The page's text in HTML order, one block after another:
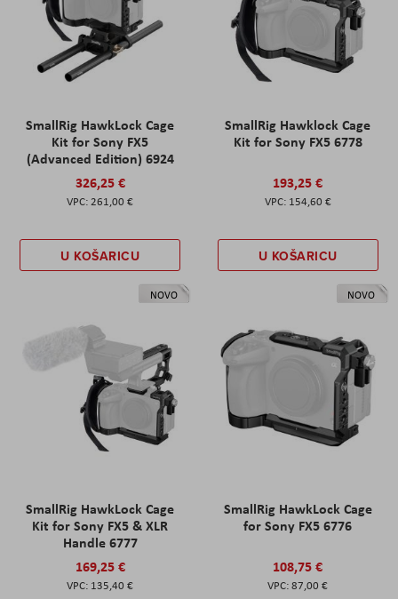
SmallRig HawkLock Cage
Kit for Sony FX5
(Advanced Edition) 6924
326,25 €
261,00 €
U KOŠARICU
SmallRig Hawklock Cage
Kit for Sony FX5 6778
193,25 €
154,60 €
U KOŠARICU
NOVO
SmallRig HawkLock Cage
Kit for Sony FX5 & XLR
Handle 6777
169,25 €
135,40 €
NOVO
SmallRig HawkLock Cage
for Sony FX5 6776
108,75 €
87,00 €